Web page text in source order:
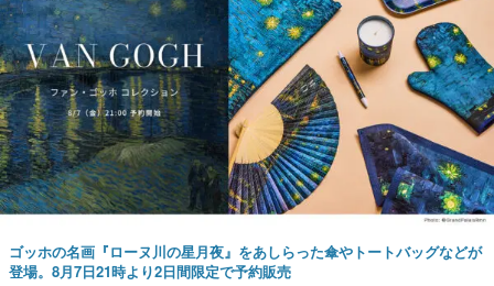
ゴッホの名画『ローヌ川の星月夜』をあしらった傘やトートバッグなどが
登場。8月7日21時より2日間限定で予約販売